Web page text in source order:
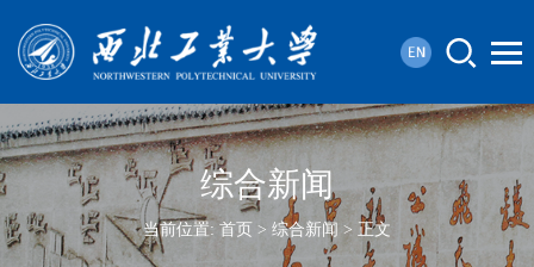
综合新闻
当前位置: 首页 > 综合新闻 > 正文